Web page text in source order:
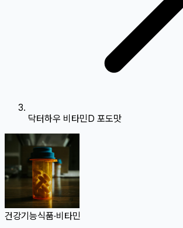
닥터하우 비타민D 포도맛
건강기능식품·비타민